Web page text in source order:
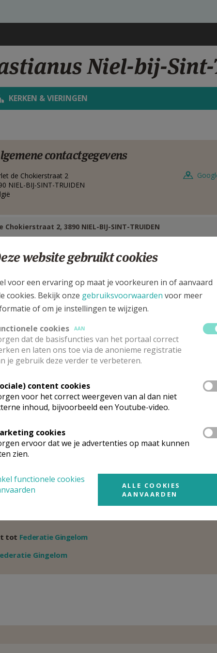
Niel-bij-
KERKEN & VIERINGEN
contactgegevens
de Chokierstraat 2
NIEL-BIJ-SINT-TRUIDEN
Chokierstraat 2, 3890 NIEL-BIJ-SINT-TRUIDEN
abonneringen Kerk &
JEUK
0475 53 37 99
wat je zocht? Hier vind je links naar de gegevens van
tot Federatie Gingelom
Gingelom
website gebruikt cookies
voor een ervaring op maat je voorkeuren in of aanvaard
cookies. Bekijk onze gebruiksvoorwaarden voor meer
of om je instellingen te wijzigen.
cookies
AAN
dat de basisfuncties van het portaal correct
en laten ons toe via de anonieme registratie
je gebruik deze verder te verbeteren.
content cookies
voor het correct weergeven van al dan niet
inhoud, bijvoorbeeld een Youtube-video.
cookies
ervoor dat we je advertenties op maat kunnen
zien.
functionele cookies
ALLE COOKIES
AANVAARDEN